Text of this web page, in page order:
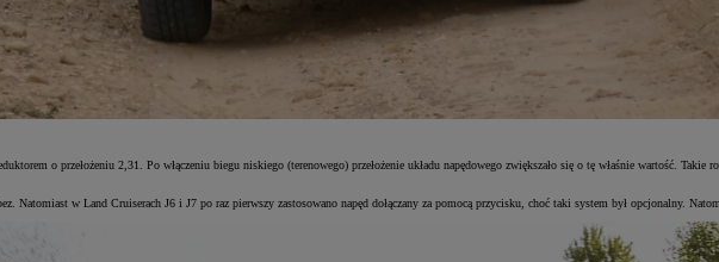
o przełożeniu 2,31. Po włączeniu biegu niskiego (terenowego) przełożenie układu napędowego zwiększało się o tę właśnie wartość. Takie
w Land Cruiserach J6 i J7 po raz pierwszy zastosowano napęd dołączany za pomocą przycisku, choć taki system był opcjonalny.